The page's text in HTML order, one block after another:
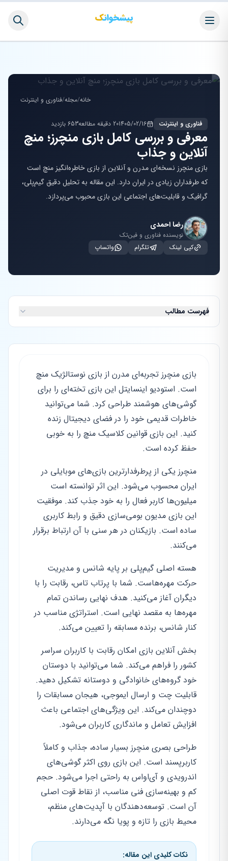
خانه/مجله/فناوری و اینترنت
فناوری و اینترنت 1405/02/1620 دقیقه مطالعه 653 بازدید
معرفی و بررسی کامل بازی منچرز؛ منچ
آنلاین و جذاب
بازی منچرز نسخه‌ای مدرن و آنلاین از بازی خاطره‌انگیز منچ است
که طرفداران زیادی در ایران دارد. این مقاله به تحلیل دقیق گیم‌پلی،
گرافیک و قابلیت‌های اجتماعی این بازی محبوب می‌پردازد.
رضا احمدی
نویسنده فناوری و فین‌تک
کپی لینک
تلگرام واتساپ
فهرست مطالب
بازی منچرز تجربه‌ای مدرن از بازی نوستالژیک منچ
است. استودیو اینسایتل این بازی تخته‌ای را برای
گوشی‌های هوشمند طراحی کرد. شما می‌توانید
خاطرات قدیمی خود را در فضای دیجیتال زنده
کنید. این بازی قوانین کلاسیک منچ را به خوبی
حفظ کرده است.
منچرز یکی از پرطرفدارترین بازی‌های موبایلی در
ایران محسوب می‌شود. این اثر توانسته است
میلیون‌ها کاربر فعال را به خود جذب کند. موفقیت
این بازی مدیون بومی‌سازی دقیق و رابط کاربری
ساده است. بازیکنان در هر سنی با آن ارتباط برقرار
می‌کنند.
هسته اصلی گیم‌پلی بر پایه شانس و مدیریت
حرکت مهره‌هاست. شما با پرتاب تاس، رقابت را با
دیگران آغاز می‌کنید. هدف نهایی رساندن تمام
مهره‌ها به مقصد نهایی است. استراتژی مناسب در
کنار شانس، برنده مسابقه را تعیین می‌کند.
بخش آنلاین بازی امکان رقابت با کاربران سراسر
کشور را فراهم می‌کند. شما می‌توانید با دوستان
خود گروه‌های خانوادگی و دوستانه تشکیل دهید.
قابلیت چت و ارسال ایموجی، هیجان مسابقات را
دوچندان می‌کند. این ویژگی‌های اجتماعی باعث
افزایش تعامل و ماندگاری کاربران می‌شود.
طراحی بصری منچرز بسیار ساده، جذاب و کاملاً
کاربرپسند است. این بازی روی اکثر گوشی‌های
اندرویدی و آی‌او‌اس به راحتی اجرا می‌شود. حجم
کم و بهینه‌سازی فنی مناسب، از نقاط قوت اصلی
آن است. توسعه‌دهندگان با آپدیت‌های منظم،
محیط بازی را تازه و پویا نگه می‌دارند.
نکات کلیدی این مقاله: